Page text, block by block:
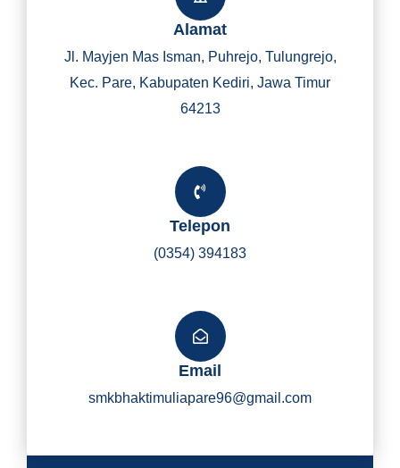
Y
I
Alamat
Jl. Mayjen Mas Isman, Puhrejo, Tulungrejo,
Kec. Pare, Kabupaten Kediri, Jawa Timur
64213
Telepon
(0354) 394183
Email
smkbhaktimuliapare96@gmail.com